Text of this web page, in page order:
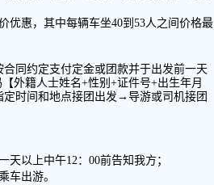
优惠，其中每辆车坐40到 53人之间价格最
同约定支付定金或团款并于出发前一天
外籍人士姓名+性别 +证件号+出生年月
时间和地点接团出发→导游或司机接团
天以上中午12 ： 00前告知我方；
车出游。